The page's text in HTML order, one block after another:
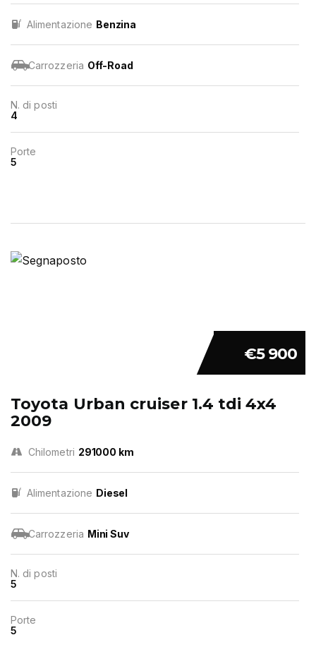
Alimentazione Benzina
Carrozzeria Off-Road
N. di posti
4
Porte
5
€5 900
Toyota Urban cruiser 1.4 tdi 4x4
2009
Chilometri 291000 km
Alimentazione Diesel
Carrozzeria Mini Suv
N. di posti
5
Porte
5